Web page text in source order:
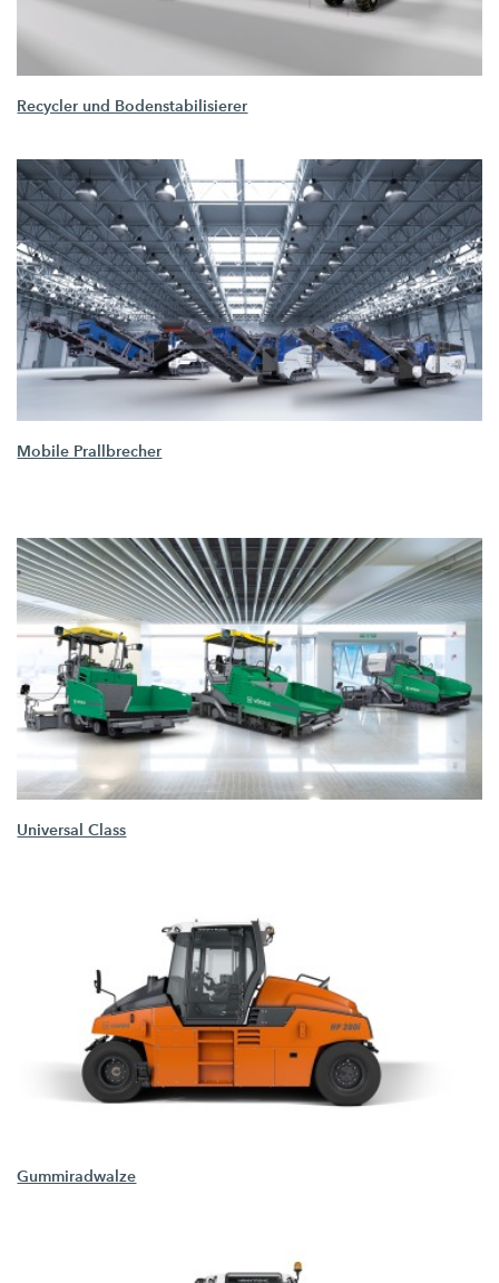
Recycler und Bodenstabilisierer
Mobile Prallbrecher
Universal Class
Gummiradwalze